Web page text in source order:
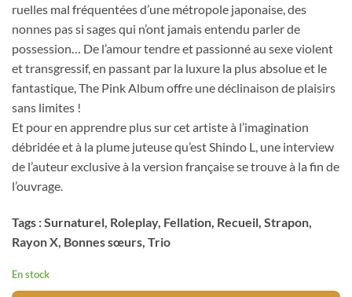
ruelles mal fréquentées d’une métropole japonaise, des
nonnes pas si sages qui n’ont jamais entendu parler de
possession… De l’amour tendre et passionné au sexe violent
et transgressif, en passant par la luxure la plus absolue et le
fantastique, The Pink Album offre une déclinaison de plaisirs
sans limites !
Et pour en apprendre plus sur cet artiste à l’imagination
débridée et à la plume juteuse qu’est Shindo L, une interview
de l’auteur exclusive à la version française se trouve à la fin de
l’ouvrage.
Tags : Surnaturel, Roleplay, Fellation, Recueil, Strapon,
Rayon X, Bonnes sœurs, Trio
En stock